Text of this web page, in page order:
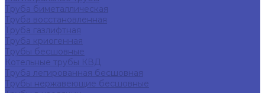
Труба биметаллическая
Труба восстановленная
Труба газлифтная
Труба криогенная
Трубы бесшовные
Котельные трубы КВД
Труба легированная бесшовная
Трубы нержавеющие бесшовные